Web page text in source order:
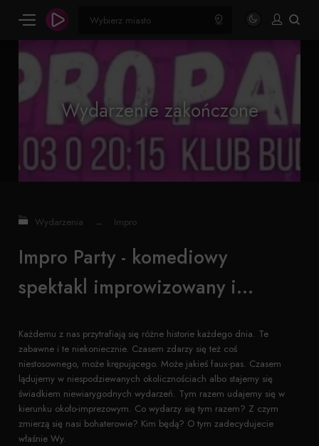
Wydarzenie zakończone
Wydarzenia → Impro
Impro Party - komediowy
spektakl improwizowany i...
Każdemu z nas przytrafiają się różne historie każdego dnia. Te
zabawne i te niekoniecznie. Czasem zdarzy się też coś
niestosownego, może krępującego. Może jakieś faux-pas. Czasem
lądujemy w niespodziewanych okolicznościach albo stajemy się
świadkiem niewiarygodnych wydarzeń. Tym razem udajemy się w
kierunku około-imprezowym. Co wydarzy się tym razem? Z czym
zmierzą się nasi bohaterowie? Kim będą? O tym zadecydujecie
właśnie Wy.